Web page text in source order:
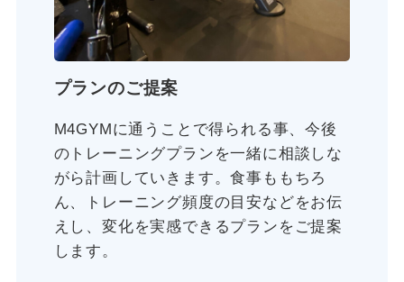
プランのご提案
M4GYMに通うことで得られる事、今後
のトレーニングプランを一緒に相談しな
がら計画していきます。食事ももちろ
ん、トレーニング頻度の目安などをお伝
えし、変化を実感できるプランをご提案
します。